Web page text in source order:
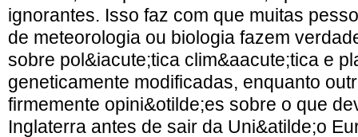
ignorantes. Isso faz com que muitas
de meteorologia ou biologia fazem
sobre pol&iacute;tica clim&aacute;tica e
geneticamente modificadas, enquanto
firmemente opini&otilde;es sobre o que
Inglaterra antes de sair da Uni&atilde;o